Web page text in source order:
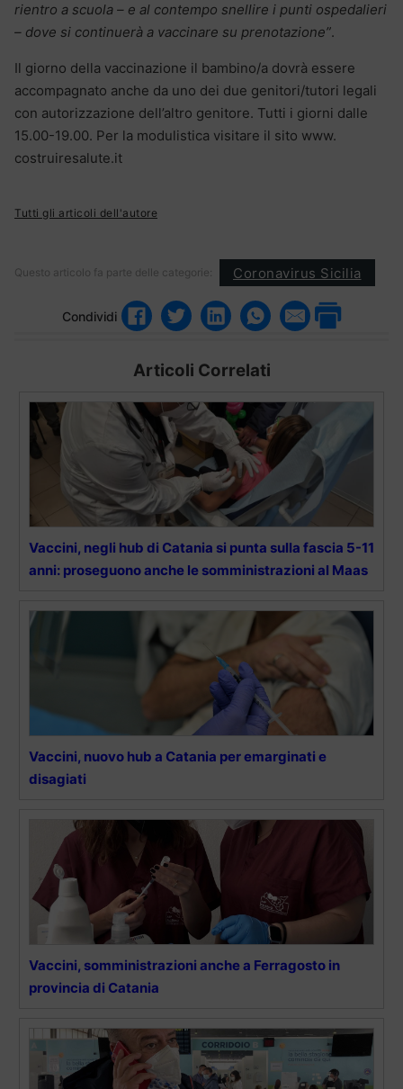
rientro a scuola – e al contempo snellire i punti ospedalieri
– dove si continuerà a vaccinare su prenotazione”.
Il giorno della vaccinazione il bambino/a dovrà essere
accompagnato anche da uno dei due genitori/tutori legali
con autorizzazione dell’altro genitore. Tutti i giorni dalle
15.00-19.00. Per la modulistica visitare il sito www.
costruiresalute.it
Tutti gli articoli dell'autore
Questo articolo fa parte delle categorie: Coronavirus Sicilia
Condividi
Articoli Correlati
Vaccini, negli hub di Catania si punta sulla fascia 5-11
anni: proseguono anche le somministrazioni al Maas
Vaccini, nuovo hub a Catania per emarginati e
disagiati
Vaccini, somministrazioni anche a Ferragosto in
provincia di Catania